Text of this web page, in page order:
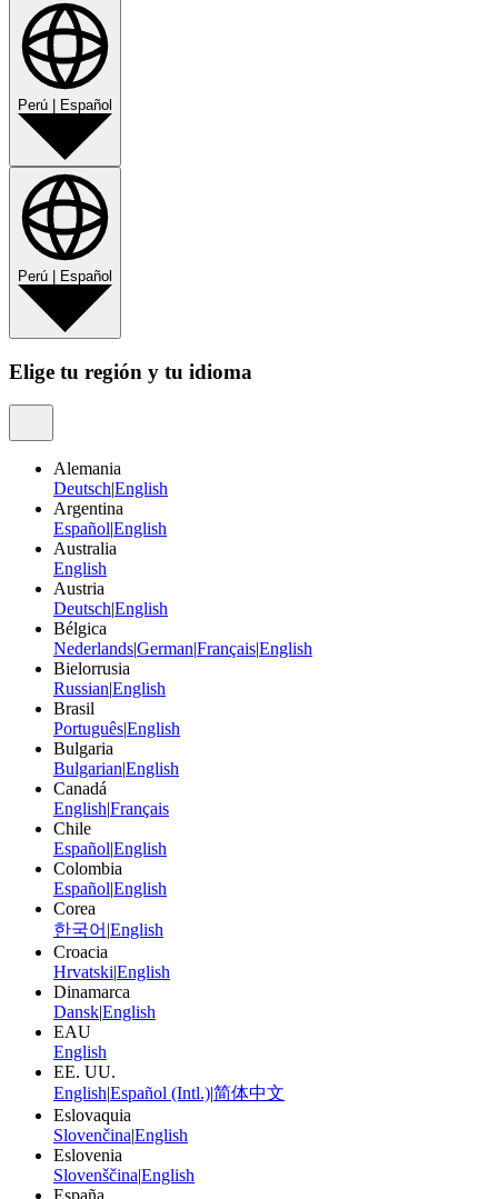
Perú Español
Perú Español
Elige tu región y tu idioma
Alemania
Deutsch|English
Argentina
Español|English
Australia
English
Austria
Deutsch|English
Bélgica
Nederlands|German|Français|English
Bielorrusia
Russian|English
Brasil
Português|English
Bulgaria
Bulgarian|English
Canadá
English|Français
Chile
Español|English
Colombia
Español|English
Corea
한국어 |English
Croacia
Hrvatski|English
Dinamarca
Dansk|English
EAU
English
EE. UU.
English|Español (Intl.)|简体中文
Eslovaquia
Slovenčina|English
Eslovenia
Slovenščina|English